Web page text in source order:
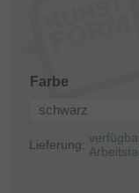
Farbe
schwarz
Lieferung: